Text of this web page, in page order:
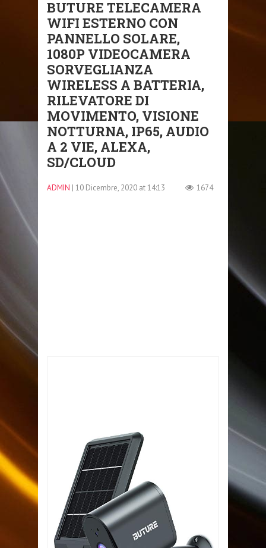
BUTURE TELECAMERA
WIFI ESTERNO CON
PANNELLO SOLARE,
1080P VIDEOCAMERA
SORVEGLIANZA
WIRELESS A BATTERIA,
RILEVATORE DI
MOVIMENTO, VISIONE
NOTTURNA, IP65, AUDIO
A 2 VIE, ALEXA,
SD/CLOUD
ADMIN | 10 Dicembre, 2020 at 14:13 1674